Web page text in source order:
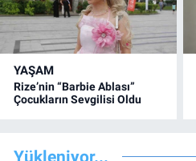
YAŞAM
Rize’nin “Barbie Ablası”
Çocukların Sevgilisi Oldu
Yükleniyor...